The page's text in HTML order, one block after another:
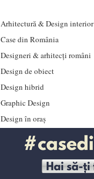
Arhitectură & Design interior
Case din România
Designeri & arhitecți români
Design de obiect
Design hibrid
Graphic Design
Design în oraș